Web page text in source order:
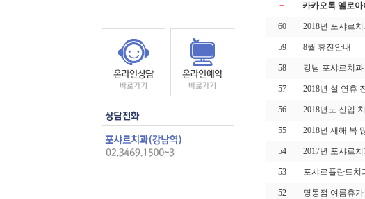
+ 카카오톡 옐로
60 2018년 포샤르
59 8월 휴진안내
58 강남 포샤르치
57 2018년 설 연휴
56 2018년도 신입
55 2018년 새해 복
54 2017년 포샤르
53 포샤르플란트치
52 명동점 여름휴